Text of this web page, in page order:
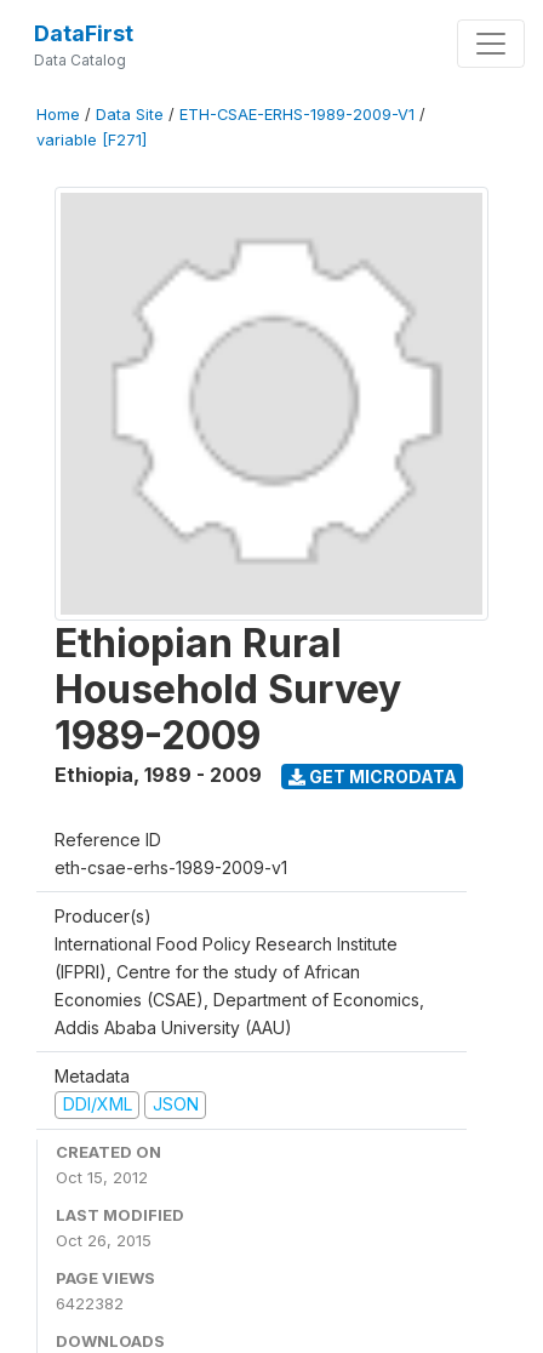
DataFirst
Data Catalog
Home / Data Site / ETH-CSAE-ERHS-1989-2009-V1 /
variable [F271]
Ethiopian Rural
Household Survey
1989-2009
Ethiopia, 1989 - 2009 GET MICRODATA
Reference ID
eth-csae-erhs-1989-2009-v1
Producer(s)
International Food Policy Research Institute
(IFPRI), Centre for the study of African
Economies (CSAE), Department of Economics,
Addis Ababa University (AAU)
Metadata
DDI/XML
JSON
CREATED ON
Oct 15, 2012
LAST MODIFIED
Oct 26, 2015
PAGE VIEWS
6422382
DOWNLOADS